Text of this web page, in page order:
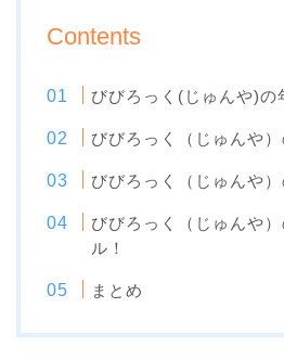
Contents
びびろっく(じゅんや)の
びびろっく（じゅんや）
びびろっく（じゅんや）
びびろっく（じゅんや
ル！
まとめ